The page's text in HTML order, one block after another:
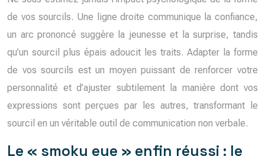
de vos sourcils. Une ligne droite communique la confiance,
un arc prononcé suggère la jeunesse et la surprise, tandis
qu’un sourcil plus épais adoucit les traits. Adapter la forme
de vos sourcils est un moyen puissant de renforcer votre
personnalité et d’ajuster subtilement la manière dont vos
expressions sont perçues par les autres, transformant le
sourcil en un véritable outil de communication non verbale.
Le « smoky eye » enfin réussi : le